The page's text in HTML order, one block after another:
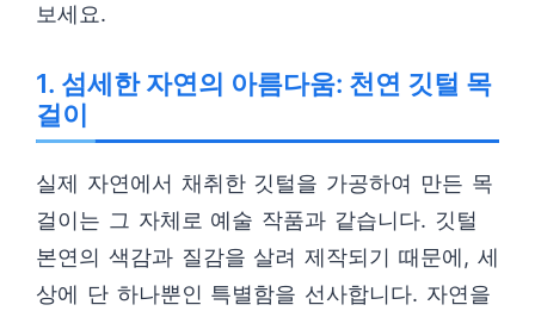
보세요.
1. 섬세한 자연의 아름다움: 천연 깃털 목
걸이
실제 자연에서 채취한 깃털을 가공하여 만든 목
걸이는 그 자체로 예술 작품과 같습니다. 깃털
본연의 색감과 질감을 살려 제작되기 때문에, 세
상에 단 하나뿐인 특별함을 선사합니다. 자연을